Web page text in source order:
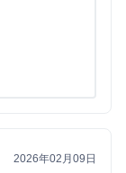
2026年02月09日